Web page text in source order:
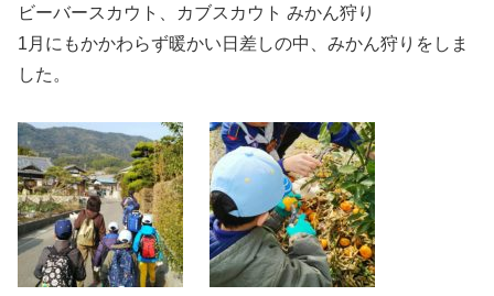
ビーバースカウト、カブスカウト みかん狩り
1月にもかかわらず暖かい日差しの中、みかん狩りをしま
した。